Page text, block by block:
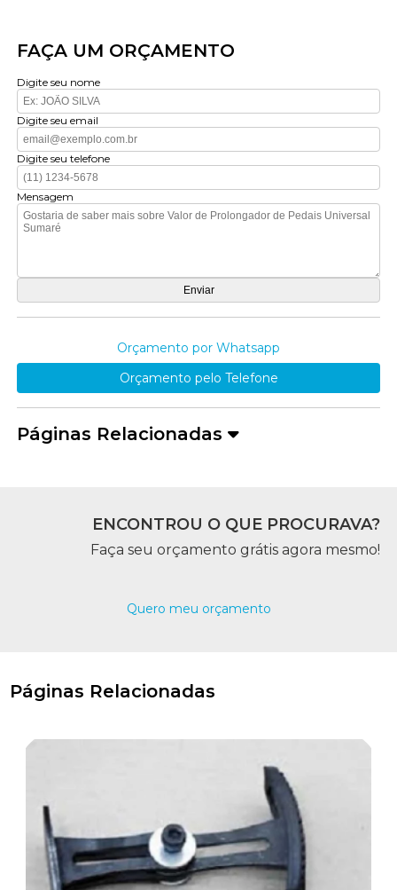
FAÇA UM ORÇAMENTO
Digite seu nome
Digite seu email
Digite seu telefone
Mensagem
Orçamento por Whatsapp
Orçamento pelo Telefone
Páginas Relacionadas
ENCONTROU O QUE PROCURAVA?
Faça seu orçamento grátis agora mesmo!
Quero meu orçamento
Páginas Relacionadas